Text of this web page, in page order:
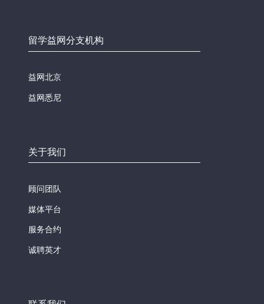
留学益网分支机构
益网北京
益网悉尼
关于我们
顾问团队
媒体平台
服务合约
诚聘英才